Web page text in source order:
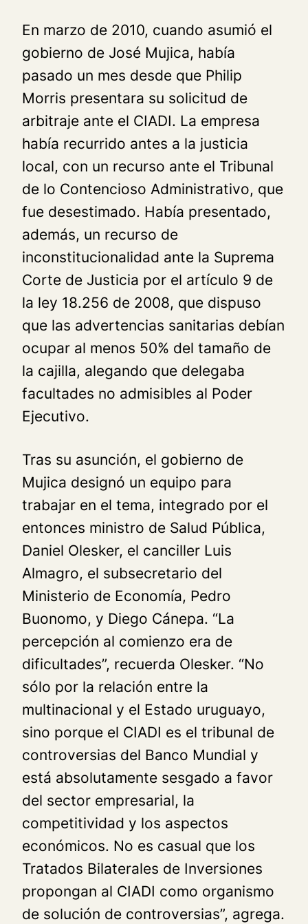
En marzo de 2010, cuando asumió el
gobierno de José Mujica, había
pasado un mes desde que Philip
Morris presentara su solicitud de
arbitraje ante el CIADI. La empresa
había recurrido antes a la justicia
local, con un recurso ante el Tribunal
de lo Contencioso Administrativo, que
fue desestimado. Había presentado,
además, un recurso de
inconstitucionalidad ante la Suprema
Corte de Justicia por el artículo 9 de
la ley 18.256 de 2008, que dispuso
que las advertencias sanitarias debían
ocupar al menos 50% del tamaño de
la cajilla, alegando que delegaba
facultades no admisibles al Poder
Ejecutivo.
Tras su asunción, el gobierno de
Mujica designó un equipo para
trabajar en el tema, integrado por el
entonces ministro de Salud Pública,
Daniel Olesker, el canciller Luis
Almagro, el subsecretario del
Ministerio de Economía, Pedro
Buonomo, y Diego Cánepa. “La
percepción al comienzo era de
dificultades”, recuerda Olesker. “No
sólo por la relación entre la
multinacional y el Estado uruguayo,
sino porque el CIADI es el tribunal de
controversias del Banco Mundial y
está absolutamente sesgado a favor
del sector empresarial, la
competitividad y los aspectos
económicos. No es casual que los
Tratados Bilaterales de Inversiones
propongan al CIADI como organismo
de solución de controversias”, agrega.